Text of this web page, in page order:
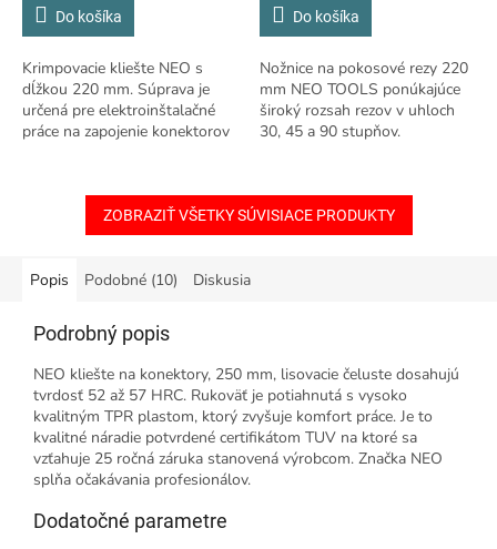
Do košíka
Krimpovacie kliešte NEO s
dĺžkou 220 mm. Súprava je
určená pre elektroinštalačné
práce na zapojenie konektorov
Do košíka
Nožnice na pokosové rezy 220
mm NEO TOOLS ponúkajúce
široký rozsah rezov v uhloch
30, 45 a 90 stupňov.
ZOBRAZIŤ VŠETKY SÚVISIACE PRODUKTY
Popis Podobné (10) Diskusia
Podrobný popis
NEO kliešte na konektory, 250 mm, lisovacie čeluste dosahujú
tvrdosť 52 až 57 HRC. Rukoväť je potiahnutá s vysoko
kvalitným TPR plastom, ktorý zvyšuje komfort práce. Je to
kvalitné náradie potvrdené certifikátom TUV na ktoré sa
vzťahuje 25 ročná záruka stanovená výrobcom. Značka NEO
splňa očakávania profesionálov.
Dodatočné parametre